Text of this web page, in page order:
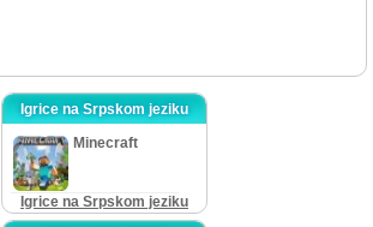
Igrice na Srpskom jeziku
Minecraft
Igrice na Srpskom jeziku